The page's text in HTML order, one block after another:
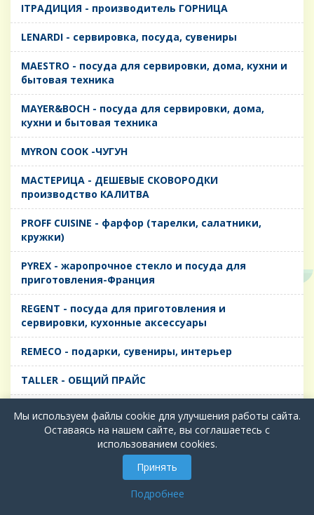
IТРАДИЦИЯ - производитель ГОРНИЦА
LENARDI - сервировка, посуда, сувениры
MAESTRO - посуда для сервировки, дома, кухни и
бытовая техника
MAYER&BOCH - посуда для сервировки, дома,
кухни и бытовая техника
MYRON COOK -ЧУГУН
MАСТЕРИЦА - ДЕШЕВЫЕ СКОВОРОДКИ
производство КАЛИТВА
PROFF CUISINE - фарфор (тарелки, салатники,
кружки)
PYREX - жаропрочное стекло и посуда для
приготовления-Франция
REGENT - посуда для приготовления и
сервировки, кухонные аксессуары
REMECO - подарки, сувениры, интерьер
TALLER - ОБЩИЙ ПРАЙС
TIMA - посуда для приготовления и сервировки,
кухонные аксессуары
БИОСТАЛЬ - ТЕРМОСА
Мы используем файлы cookie для улучшения работы сайта.
Оставаясь на нашем сайте, вы соглашаетесь с
использованием cookies.
Принять
Подробнее